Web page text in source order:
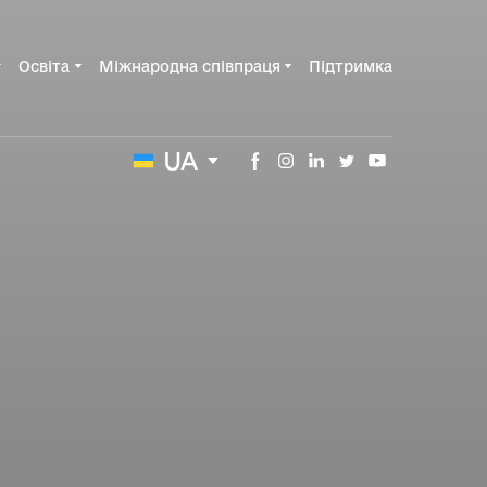
Освіта Міжнародна співпраця Підтримка
UA